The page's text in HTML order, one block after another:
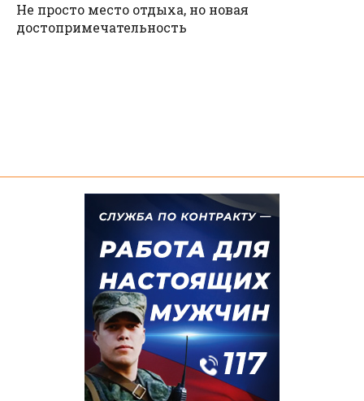
Не просто место отдыха, но новая
достопримечательность